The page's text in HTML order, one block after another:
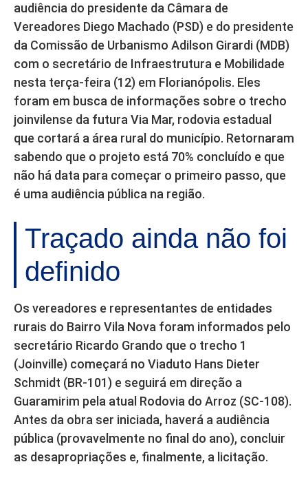
audiência do presidente da Câmara de
Vereadores Diego Machado (PSD) e do presidente
da Comissão de Urbanismo Adilson Girardi (MDB)
com o secretário de Infraestrutura e Mobilidade
nesta terça-feira (12) em Florianópolis. Eles
foram em busca de informações sobre o trecho
joinvilense da futura Via Mar, rodovia estadual
que cortará a área rural do município. Retornaram
sabendo que o projeto está 70% concluído e que
não há data para começar o primeiro passo, que
é uma audiência pública na região.
Traçado ainda não foi
definido
Os vereadores e representantes de entidades
rurais do Bairro Vila Nova foram informados pelo
secretário Ricardo Grando que o trecho 1
(Joinville) começará no Viaduto Hans Dieter
Schmidt (BR-101) e seguirá em direção a
Guaramirim pela atual Rodovia do Arroz (SC-108).
Antes da obra ser iniciada, haverá a audiência
pública (provavelmente no final do ano), concluir
as desapropriações e, finalmente, a licitação.